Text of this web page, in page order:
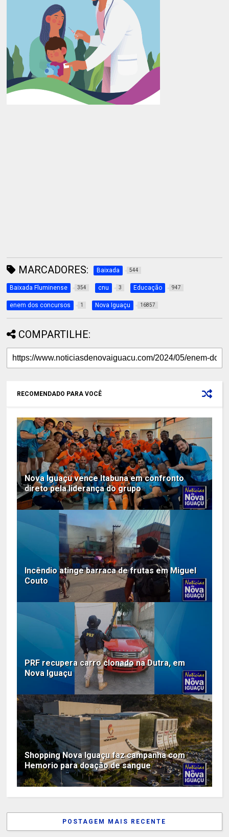
MARCADORES: Baixada 544
Baixada Fluminense 354 cnu 3 Educação 947
enem dos concursos 1 Nova Iguaçu 16857
COMPARTILHE:
RECOMENDADO PARA VOCÊ
Nova Iguaçu vence Itabuna em confronto
direto pela liderança do grupo
Incêndio atinge barraca de frutas em Miguel
Couto
PRF recupera carro clonado na Dutra, em
Nova Iguaçu
Shopping Nova Iguaçu faz campanha com
Hemorio para doação de sangue
POSTAGEM MAIS RECENTE